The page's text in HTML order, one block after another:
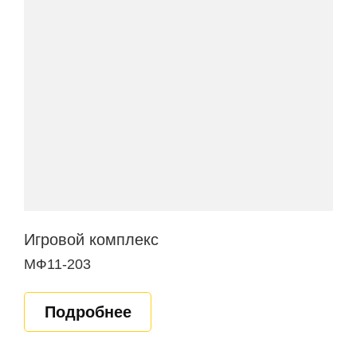
Игровой комплекс
МФ11-203
Подробнее